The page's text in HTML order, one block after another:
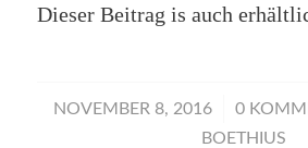
Dieser Beitrag is auch
NOVEMBER 8, 2016
/ 0
BOETHIUS